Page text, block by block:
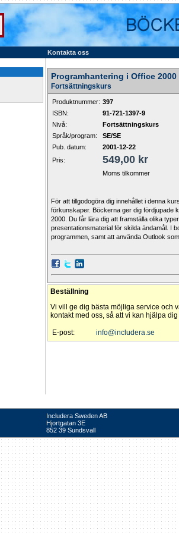
Kontakta oss
Programhantering i Office 2000
Fortsättningskurs
Produktnummer: 397
ISBN:
91-721-1397-9
Nivå:
Fortsättningskurs
Språk/program:
SE/SE
Pub. datum:
2001-12-22
Pris:
549,00 kr
Moms tilkommer
För att tillgodogöra dig innehållet i denna
förkunskaper. Böckerna ger dig fördjupade
2000. Du får lära dig att framställa olika
presentationsmaterial för skilda ändamål. I
programmen, samt att använda Outlook
Beställning
Vi vill ge dig bästa möjliga service och
kontakt med oss, så att vi kan hjälpa
E-post: info@includera.se
Includera Sweden AB
Hjortgatan 3E
852 39 Sundsvall